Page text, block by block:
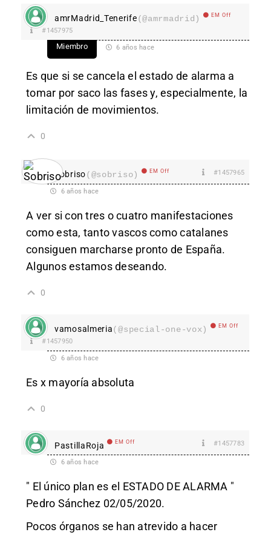
amrMadrid_Tenerife(@amrmadrid) EM Off
#1457975
Miembro 6 años hace
Es que si se cancela el estado de alarma a
tomar por saco las fases y, especialmente, la
limitación de movimientos.
0
Sobriso(@sobriso) EM Off #1457965
6 años hace
A ver si con tres o cuatro manifestaciones
como esta, tanto vascos como catalanes
consiguen marcharse pronto de España.
Algunos estamos deseando.
0
vamosalmeria(@special-one-vox) EM Off
#1457950
6 años hace
Es x mayoría absoluta
0
PastillaRoja EM Off #1457783
6 años hace
" El único plan es el ESTADO DE ALARMA "
Pedro Sánchez 02/05/2020.
Pocos órganos se han atrevido a hacer